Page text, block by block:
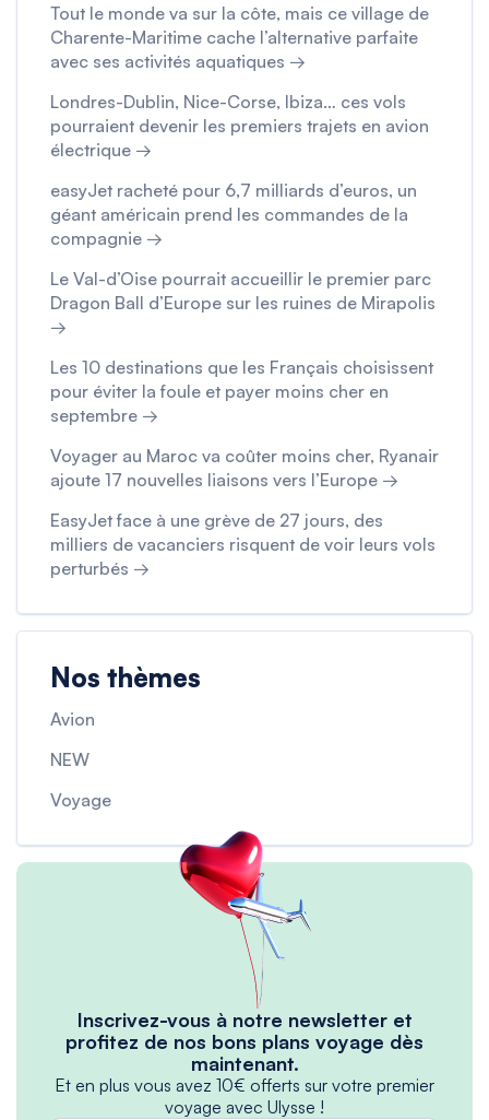
Tout le monde va sur la côte, mais ce village de
Charente-Maritime cache l’alternative parfaite
avec ses activités aquatiques →
Londres-Dublin, Nice-Corse, Ibiza… ces vols
pourraient devenir les premiers trajets en avion
électrique →
easyJet racheté pour 6,7 milliards d’euros, un
géant américain prend les commandes de la
compagnie →
Le Val-d’Oise pourrait accueillir le premier parc
Dragon Ball d’Europe sur les ruines de Mirapolis
→
Les 10 destinations que les Français choisissent
pour éviter la foule et payer moins cher en
septembre →
Voyager au Maroc va coûter moins cher, Ryanair
ajoute 17 nouvelles liaisons vers l’Europe →
EasyJet face à une grève de 27 jours, des
milliers de vacanciers risquent de voir leurs vols
perturbés →
Nos thèmes
Avion
NEW
Voyage
Inscrivez-vous à notre newsletter et
profitez de nos bons plans voyage dès
maintenant.
Et en plus vous avez 10€ offerts sur votre premier
voyage avec Ulysse !